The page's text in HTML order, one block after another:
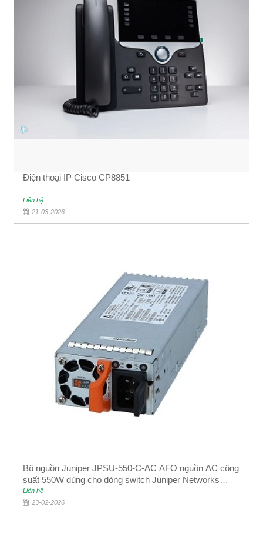
Điện thoại IP Cisco CP8851
Liên hệ
21-03-2026
Bộ nguồn Juniper JPSU-550-C-AC AFO nguồn AC công
suất 550W dùng cho dòng switch Juniper Networks
EX4400
Liên hệ
23-02-2026